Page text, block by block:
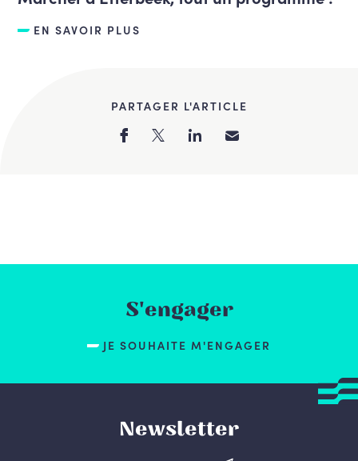
EN SAVOIR PLUS
PARTAGER L'ARTICLE
S'engager
JE SOUHAITE M'ENGAGER
Newsletter